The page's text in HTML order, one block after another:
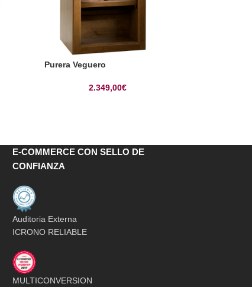
Purera Veguero
2.349,00€
E-COMMERCE CON SELLO DE
CONFIANZA
Auditoria Externa
ICRONO RELIABLE
MULTICONVERSION